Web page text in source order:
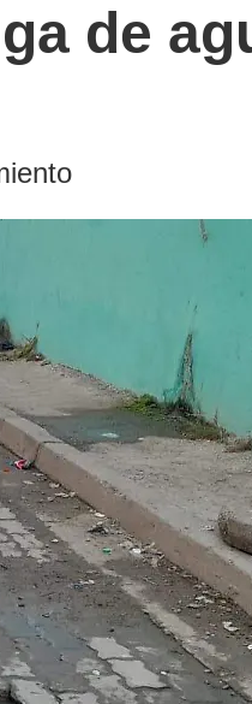
de